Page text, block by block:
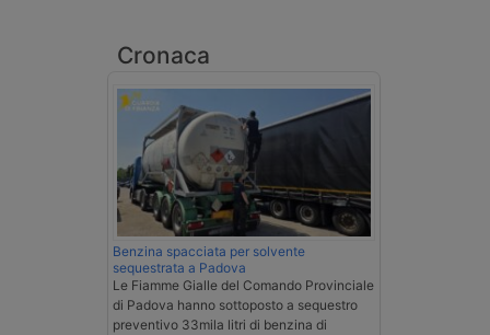
Cronaca
Benzina spacciata per solvente
sequestrata a Padova
Le Fiamme Gialle del Comando Provinciale
di Padova hanno sottoposto a sequestro
preventivo 33mila litri di benzina di